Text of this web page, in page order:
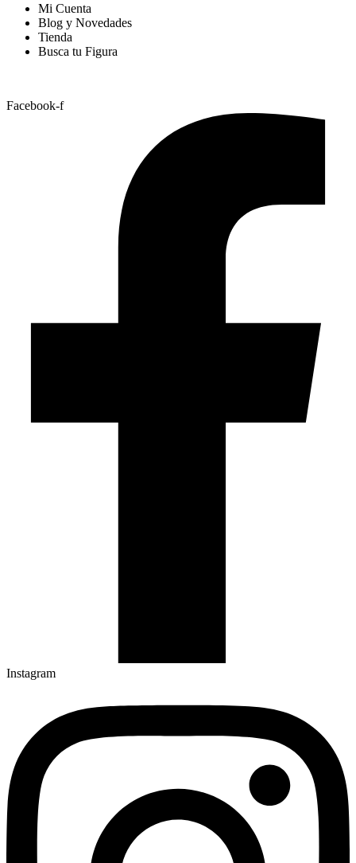
Mi Cuenta
Blog y Novedades
Tienda
Busca tu Figura
Facebook-f
Instagram